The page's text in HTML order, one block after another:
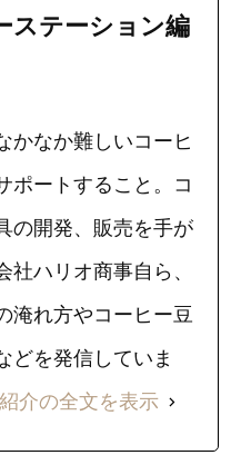
ステーション編
かなか難しいコーヒ
ポートすること。コ
の開発、販売を手が
社ハリオ商事自ら、
淹れ方やコーヒー豆
どを発信していま
介の全文を表示